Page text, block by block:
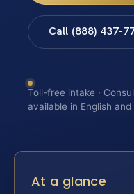
Call (888) 437-
Toll-free intake ·
available in English and
At a glance